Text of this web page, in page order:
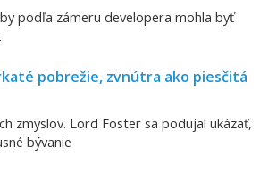
podľa zámeru developera mohla byť
pobrežie, zvnútra ako piesčitá
zmyslov. Lord Foster sa podujal ukázať,
bývanie